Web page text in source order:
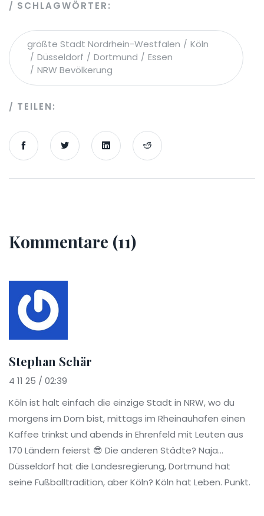
SCHLAGWÖRTER:
größte Stadt Nordrhein-Westfalen
Köln
Düsseldorf
Dortmund
Essen
NRW Bevölkerung
TEILEN:
Kommentare (11)
Stephan Schär
4 11 25 / 02:39
Köln ist halt einfach die einzige Stadt in NRW, wo du
morgens im Dom bist, mittags im Rheinauhafen einen
Kaffee trinkst und abends in Ehrenfeld mit Leuten aus
170 Ländern feierst 😎 Die anderen Städte? Naja...
Düsseldorf hat die Landesregierung, Dortmund hat
seine Fußballtradition, aber Köln? Köln hat Leben. Punkt.